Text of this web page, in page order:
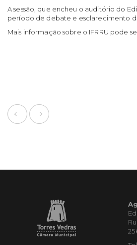
A sessão, que encheu o auditório do
período de debate e esclarecimento
Mais informação sobre o IFRRU pode